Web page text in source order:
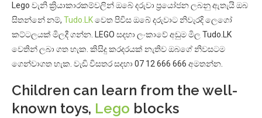
Lego වැනි ක්‍රියාකාරකම්වලින් ඔබේ දරුවා ප්‍රයෝජන ලබනු ඇතැයි ඔබ
සිතන්නේ නම්, Tudo.LKවෙත පිවිස ඔබේ දරුවාට නිවැරදි ‍ලෙගෝ
කට්ටලයක් මිලදී ගන්න. LEGO සදහා ලංකාවේ අඩුම මිල Tudo.LK
වෙතින් ලබා ගත හැක. කිසිදු කරදරයක් නැතිව ඔබගේ නිවසටම
ගෙන්වාගත හැක. වැ‍ඩි විසතර සදහා 07 12 666 666 අමතන්න.
Children can learn from the well-
known toys, Lego blocks